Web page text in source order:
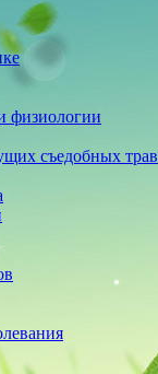
физиологии
съедобных трав